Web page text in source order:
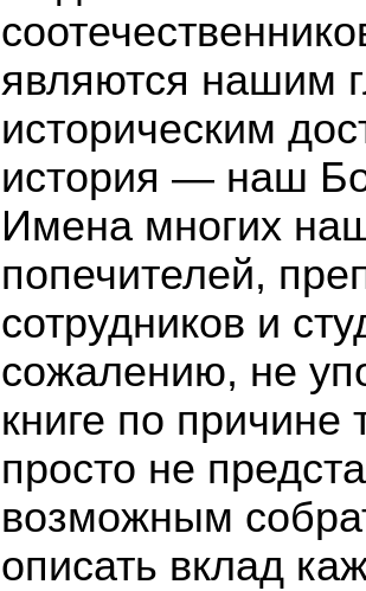
являются нашим
историческим
история — наш
Имена многих
попечителей,
сотрудников и
сожалению, не
книге по причине
просто не
возможным
описать вклад